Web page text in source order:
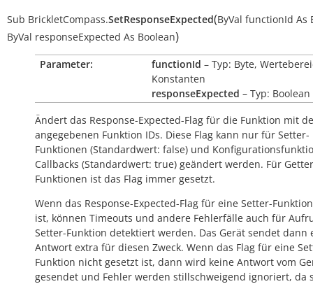
Sub BrickletCompass.SetResponseExpected(ByVal functionId As
ByVal responseExpected As Boolean)
Parameter: functionId – Typ: Byte,
Konstanten
responseExpected – Typ: Boolean
Ändert das Response-Expected-Flag für die Funktion mit
angegebenen Funktion IDs. Diese Flag kann nur für Setter-
Funktionen (Standardwert: false) und
Callbacks (Standardwert: true) geändert werden. Für
Funktionen ist das Flag immer gesetzt.
Wenn das Response-Expected-Flag für eine Setter-
ist, können Timeouts und andere Fehlerfälle auch für
Setter-Funktion detektiert werden. Das Gerät sendet dann
Antwort extra für diesen Zweck. Wenn das Flag für eine
Funktion nicht gesetzt ist, dann wird keine Antwort vom
gesendet und Fehler werden stillschweigend ignoriert, da